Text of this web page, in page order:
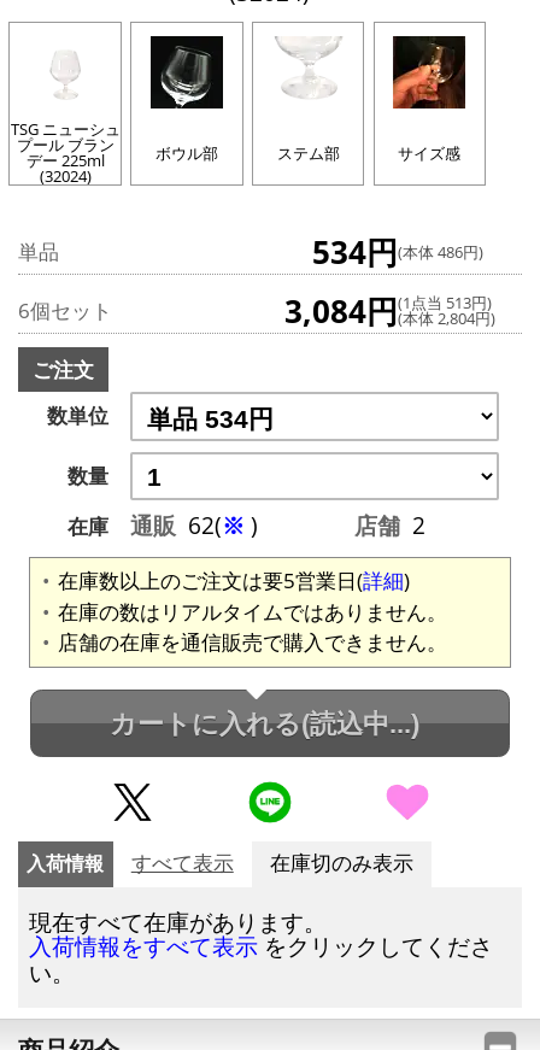
TSG ニューシュ
プール ブラン
デー 225ml
(32024)
ボウル部 ステム部 サイズ感
単品 534円(本体 486円)
6個セット 3,084円(1点当 513円)
(本体 2,804円)
ご注文
数単位
数量
在庫
通販 62(※ ) 店舗 2
在庫数以上のご注文は要5営業日(詳細)
在庫の数はリアルタイムではありません。
店舗の在庫を通信販売で購入できません。
カートに入れる(読込中...)
入荷情報 すべて表示 在庫切のみ表示
現在すべて在庫があります。
入荷情報をすべて表示 をクリックしてくださ
い。